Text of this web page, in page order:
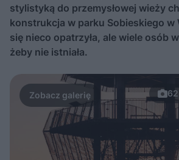
stylistyką do przemysłowej wieży
konstrukcja w parku Sobieskiego w
się nieco opatrzyła, ale wiele osób
żeby nie istniała.
62